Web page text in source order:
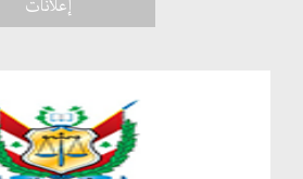
إعلانات